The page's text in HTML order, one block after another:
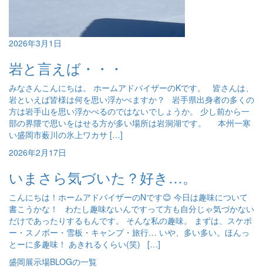
2026年3月1日
岩と言えば・・・
みなさんこんにちは。 ホームアドバイザーのKです。 皆さんは、
岩といえば皆様は何を思い浮かべますか？ 岩手県出身者の多くの
方は岩手山を思い浮かべるのではないでしょうか。 少し前から一
部の界隈で思いをはせる方が多い場所は岩洞湖です。 本州一寒
い盛岡市薮川の氷上ワカサ […]
2026年2月17日
いまさら気づいた？好き…。
こんにちは！ホームアドバイザーのNです😊 今日は趣味について
書こうかな！ わたし趣味ないんですって方も自分じゃ気づかない
だけであったりするもんです。 そんな私の趣味。 まずは、スケボ
ー・スノボー・雪板・キャンプ・旅行… いや、多い多い。ほんっ
とーに多趣味！ あきれるくらい(笑) […]
盛岡展示場BLOGの一覧